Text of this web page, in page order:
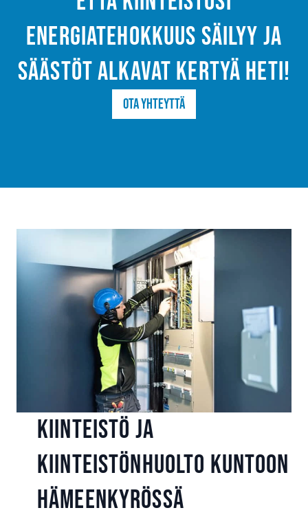
energiatehokkuus säilyy ja
säästöt alkavat kertyä heti!
Ota yhteyttä
Kiinteistö ja
kiinteistönhuolto kuntoon
Hämeenkyrössä